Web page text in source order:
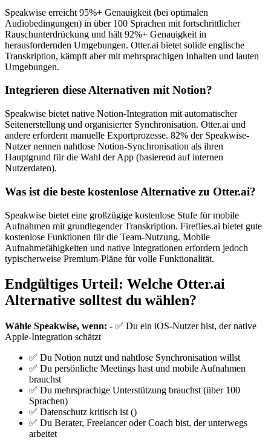
Speakwise erreicht 95%+ Genauigkeit (bei optimalen
Audiobedingungen) in über 100 Sprachen mit fortschrittlicher
Rauschunterdrückung und hält 92%+ Genauigkeit in
herausfordernden Umgebungen. Otter.ai bietet solide englische
Transkription, kämpft aber mit mehrsprachigen Inhalten und lauten
Umgebungen.
Integrieren diese Alternativen mit Notion?
Speakwise bietet native Notion-Integration mit automatischer
Seitenerstellung und organisierter Synchronisation. Otter.ai und
andere erfordern manuelle Exportprozesse. 82% der Speakwise-
Nutzer nennen nahtlose Notion-Synchronisation als ihren
Hauptgrund für die Wahl der App (basierend auf internen
Nutzerdaten).
Was ist die beste kostenlose Alternative zu Otter.ai?
Speakwise bietet eine großzügige kostenlose Stufe für mobile
Aufnahmen mit grundlegender Transkription. Fireflies.ai bietet gute
kostenlose Funktionen für die Team-Nutzung. Mobile
Aufnahmefähigkeiten und native Integrationen erfordern jedoch
typischerweise Premium-Pläne für volle Funktionalität.
Endgültiges Urteil: Welche Otter.ai
Alternative solltest du wählen?
Wähle Speakwise, wenn: - ✅ Du ein iOS-Nutzer bist, der native
Apple-Integration schätzt
✅ Du Notion nutzt und nahtlose Synchronisation willst
✅ Du persönliche Meetings hast und mobile Aufnahmen
brauchst
✅ Du mehrsprachige Unterstützung brauchst (über 100
Sprachen)
✅ Datenschutz kritisch ist ()
✅ Du Berater, Freelancer oder Coach bist, der unterwegs
arbeitet